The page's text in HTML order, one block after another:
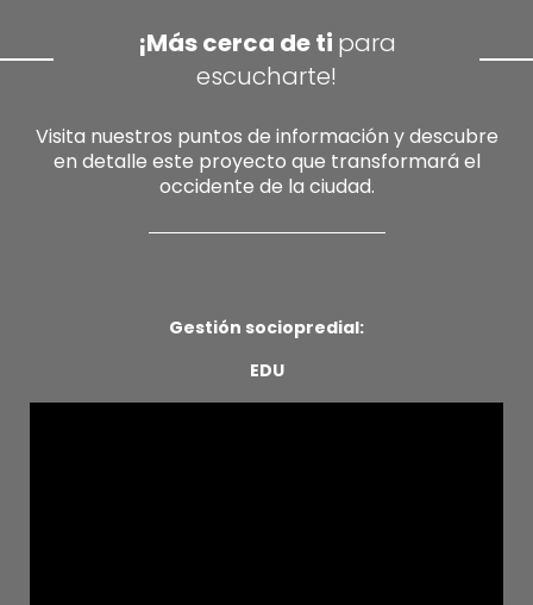
¡Más cerca de ti para
escucharte!
Visita nuestros puntos de información y descubre
en detalle este proyecto que transformará el
occidente de la ciudad.
Gestión sociopredial:
EDU